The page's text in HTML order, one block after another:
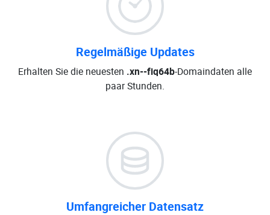
Regelmäßige Updates
Erhalten Sie die neuesten .xn--fiq64b-Domaindaten alle
paar Stunden.
Umfangreicher Datensatz